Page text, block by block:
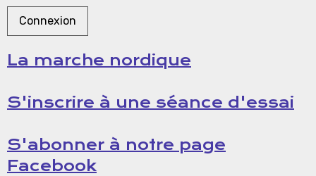
Connexion
La marche nordique
S'inscrire à une séance d'essai
S'abonner à notre page
Facebook